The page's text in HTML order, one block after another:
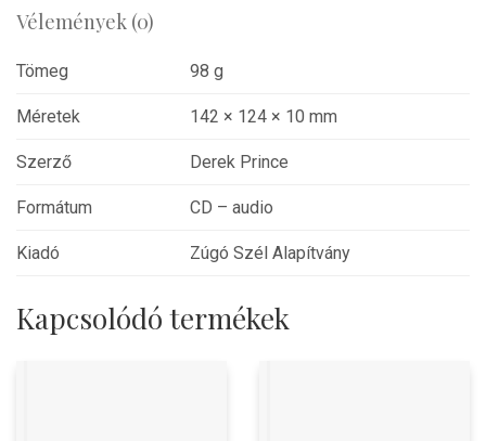
Vélemények (0)
Tömeg 98 g
Méretek 142 × 124 × 10 mm
Szerző Derek Prince
Formátum CD – audio
Kiadó Zúgó Szél Alapítvány
Kapcsolódó termékek